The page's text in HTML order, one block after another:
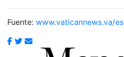
Fuente: www.vaticannews.va/es